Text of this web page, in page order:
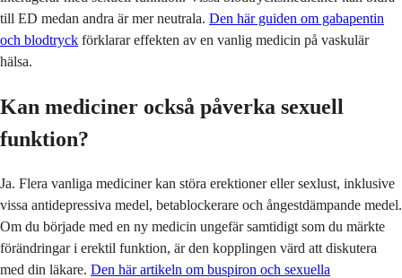
till ED medan andra är mer neutrala. Den här guiden om gabapentin
och blodtryck förklarar effekten av en vanlig medicin på vaskulär
hälsa.
Kan mediciner också påverka sexuell
funktion?
Ja. Flera vanliga mediciner kan störa erektioner eller sexlust, inklusive
vissa antidepressiva medel, betablockerare och ångestdämpande medel.
Om du började med en ny medicin ungefär samtidigt som du märkte
förändringar i erektil funktion, är den kopplingen värd att diskutera
med din läkare. Den här artikeln om buspiron och sexuella